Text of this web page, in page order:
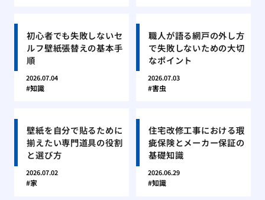
初心者でも失敗しないセ
ルフ壁紙張替えの基本手
順
2026.07.04
知識
職人が語る網戸の外し方
で失敗しないための大切
なポイント
2026.07.03
害虫
壁紙を自分で貼るために
揃えたい専門道具の役割
と選び方
2026.07.02
家
住宅改修工事における瑕
疵保険とメーカー保証の
基礎知識
2026.06.29
知識